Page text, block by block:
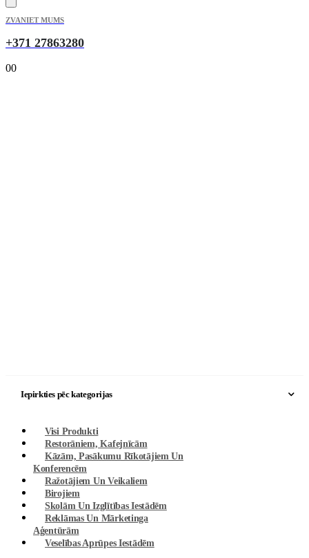
ZVANIET MUMS
+371 27863280
00
Iepirkties pēc kategorijas
Visi Produkti
Restorāniem, Kafejnīcām
Kāzām, Pasākumu Rīkotājiem Un
Konferencēm
Ražotājiem Un Veikaliem
Birojiem
Skolām Un Izglītības Iestādēm
Reklāmas Un Mārketinga
Aģentūrām
Veselības Aprūpes Iestādēm